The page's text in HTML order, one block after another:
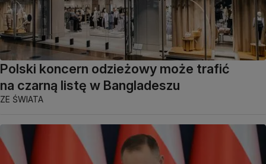
Polski koncern odzieżowy może trafić
na czarną listę w Bangladeszu
ZE ŚWIATA